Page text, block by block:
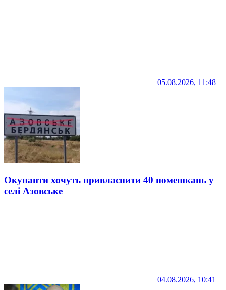
05.08.2026, 11:48
Окупанти хочуть привласнити 40 помешкань у
селі Азовське
04.08.2026, 10:41